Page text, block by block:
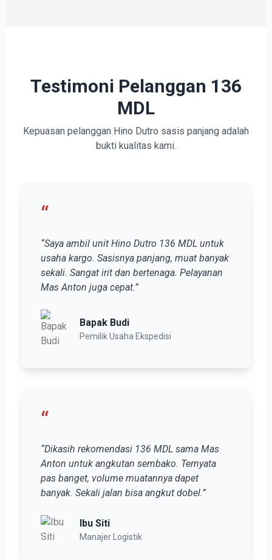
Testimoni Pelanggan 136
MDL
Kepuasan pelanggan Hino Dutro sasis panjang adalah
bukti kualitas kami.
“
“Saya ambil unit Hino Dutro 136 MDL untuk
usaha kargo. Sasisnya panjang, muat banyak
sekali. Sangat irit dan bertenaga. Pelayanan
Mas Anton juga cepat.”
Bapak Budi
Pemilik Usaha Ekspedisi
“
“Dikasih rekomendasi 136 MDL sama Mas
Anton untuk angkutan sembako. Ternyata
pas banget, volume muatannya dapet
banyak. Sekali jalan bisa angkut dobel.”
Ibu Siti
Manajer Logistik